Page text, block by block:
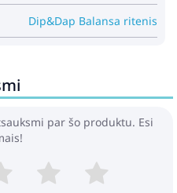
Dip&Dap Balansa ritenis
par šo produktu. Esi